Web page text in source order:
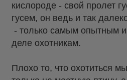
кислороде - свой пролет
гусем, он ведь и так
- только самым опытным
деле охотникам.
Плохо то, что охотиться